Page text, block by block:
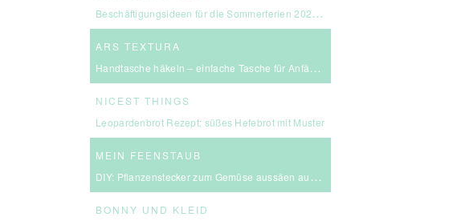
Beschäftigungsideen für die Sommerferien 2026 – in Ludwigsburg, Stuttgart & Umgebung
ARS TEXTURA
Handtasche häkeln – einfache Tasche für Anfängerinnen
NICEST THINGS
Leopardenbrot Rezept: süßes Hefebrot mit Muster
MEIN FEENSTAUB
DIY: Pflanzenstecker zum Gemüse aussäen aus FIMO
BONNY UND KLEID